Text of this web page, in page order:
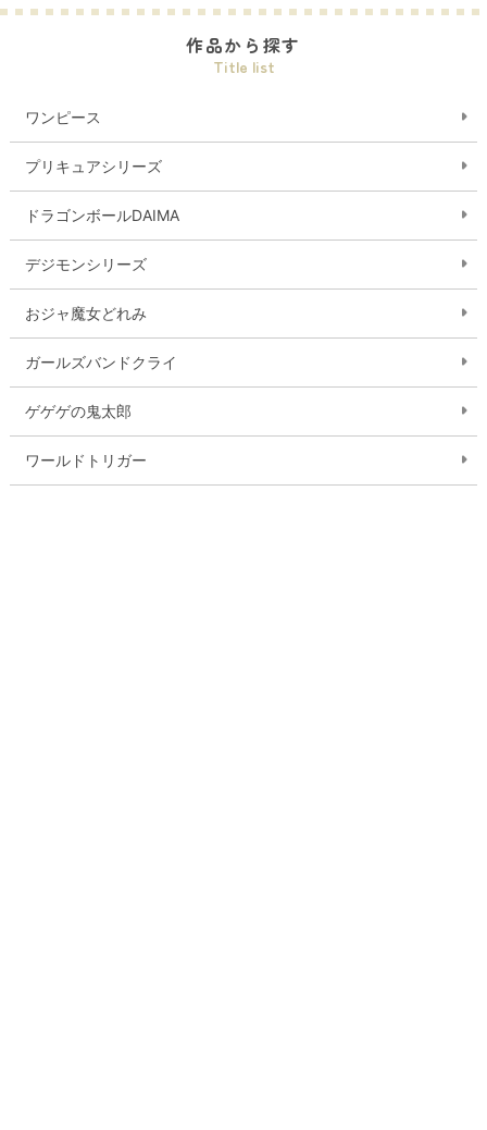
作品から探す
Title list
ワンピース
プリキュアシリーズ
ドラゴンボールDAIMA
デジモンシリーズ
おジャ魔女どれみ
ガールズバンドクライ
ゲゲゲの鬼太郎
ワールドトリガー